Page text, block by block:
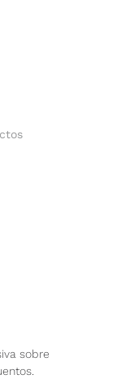
sobre